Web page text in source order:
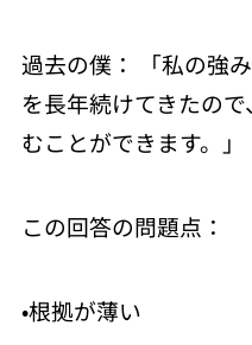
過去の僕： 「私の強
を長年続けてきたの
むことができます。」
この回答の問題点：
•根拠が薄い